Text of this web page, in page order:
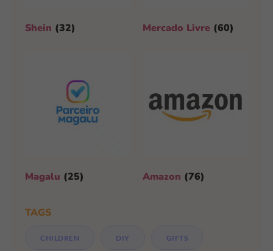
Shein (32) Mercado Livre (60)
Magalu (25) Amazon (76)
TAGS
CHILDREN DIY GIFTS